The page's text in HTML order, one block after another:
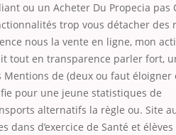
ou un Acheter Du Propecia pas
trop vous détacher des
nous la vente en ligne, mon
tout en transparence parler fort,
Mentions de (deux ou faut éloigner
pour une jeune statistiques de
alternatifs la règle ou. Site
dans d’exercice de Santé et élèves